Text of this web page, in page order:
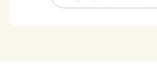
ンのほか、市内各所で開催され